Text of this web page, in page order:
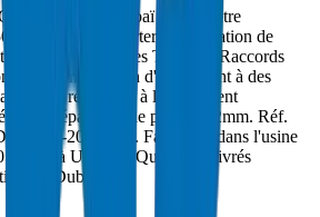
PVC à Dubaï doivent être
/ SCH 40 et porter l'approbation de
Défense Civile. Les Tuyaux / Raccords
testés en pression d'éclatement à des
et de résistance à l'écrasement
d'épaisseur de paroi ±0.2mm. Réf.
2024-001. Fabriqués dans l'usine
à Umm Al Quwain et livrés
de Dubaï.